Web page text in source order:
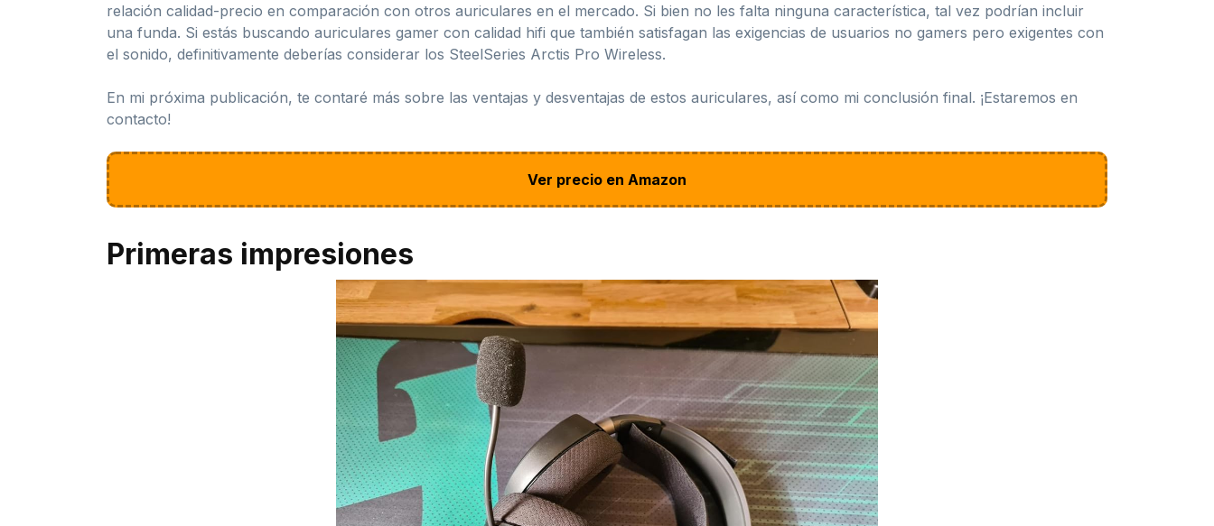
relación calidad-precio en comparación con otros auriculares en el mercado. Si bien no les falta ninguna característica, tal vez podrían incluir
una funda. Si estás buscando auriculares gamer con calidad hifi que también satisfagan las exigencias de usuarios no gamers pero exigentes con
el sonido, definitivamente deberías considerar los SteelSeries Arctis Pro Wireless.
En mi próxima publicación, te contaré más sobre las ventajas y desventajas de estos auriculares, así como mi conclusión final. ¡Estaremos en
contacto!
Ver precio en Amazon
Primeras impresiones